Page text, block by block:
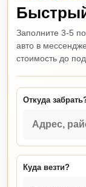
Заполните 3-5
авто в
стоимость до
Откуда
Куда везти?